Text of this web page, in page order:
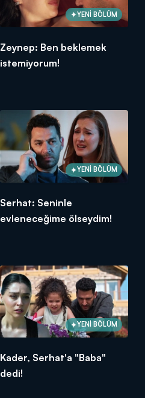
YENİ BÖLÜM
Zeynep: Ben beklemek
istemiyorum!
YENİ BÖLÜM
Serhat: Seninle
evleneceğime ölseydim!
YENİ BÖLÜM
Kader, Serhat'a "Baba"
dedi!